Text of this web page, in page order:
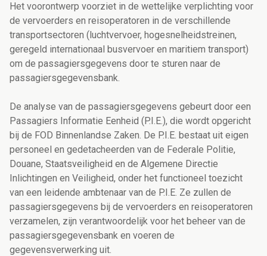
Het voorontwerp voorziet in de wettelijke verplichting voor
de vervoerders en reisoperatoren in de verschillende
transportsectoren (luchtvervoer, hogesnelheidstreinen,
geregeld internationaal busvervoer en maritiem transport)
om de passagiersgegevens door te sturen naar de
passagiersgegevensbank.
De analyse van de passagiersgegevens gebeurt door een
Passagiers Informatie Eenheid (P.I.E.), die wordt opgericht
bij de FOD Binnenlandse Zaken. De P.I.E. bestaat uit eigen
personeel en gedetacheerden van de Federale Politie,
Douane, Staatsveiligheid en de Algemene Directie
Inlichtingen en Veiligheid, onder het functioneel toezicht
van een leidende ambtenaar van de P.I.E. Ze zullen de
passagiersgegevens bij de vervoerders en reisoperatoren
verzamelen, zijn verantwoordelijk voor het beheer van de
passagiersgegevensbank en voeren de
gegevensverwerking uit.